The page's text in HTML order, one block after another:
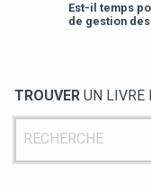
Est-il temps
de gestion
TROUVER UN LIVRE